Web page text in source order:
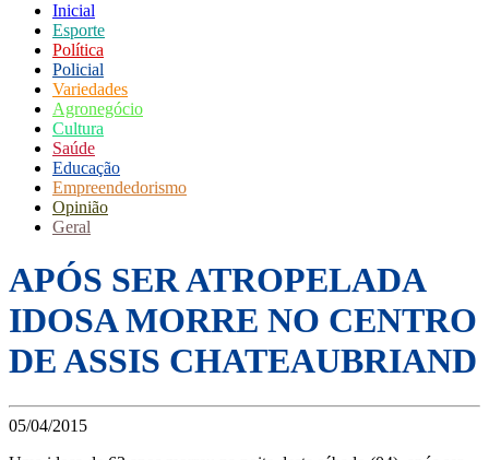
Inicial
Esporte
Política
Policial
Variedades
Agronegócio
Cultura
Saúde
Educação
Empreendedorismo
Opinião
Geral
APÓS SER ATROPELADA
IDOSA MORRE NO CENTRO
DE ASSIS CHATEAUBRIAND
05/04/2015